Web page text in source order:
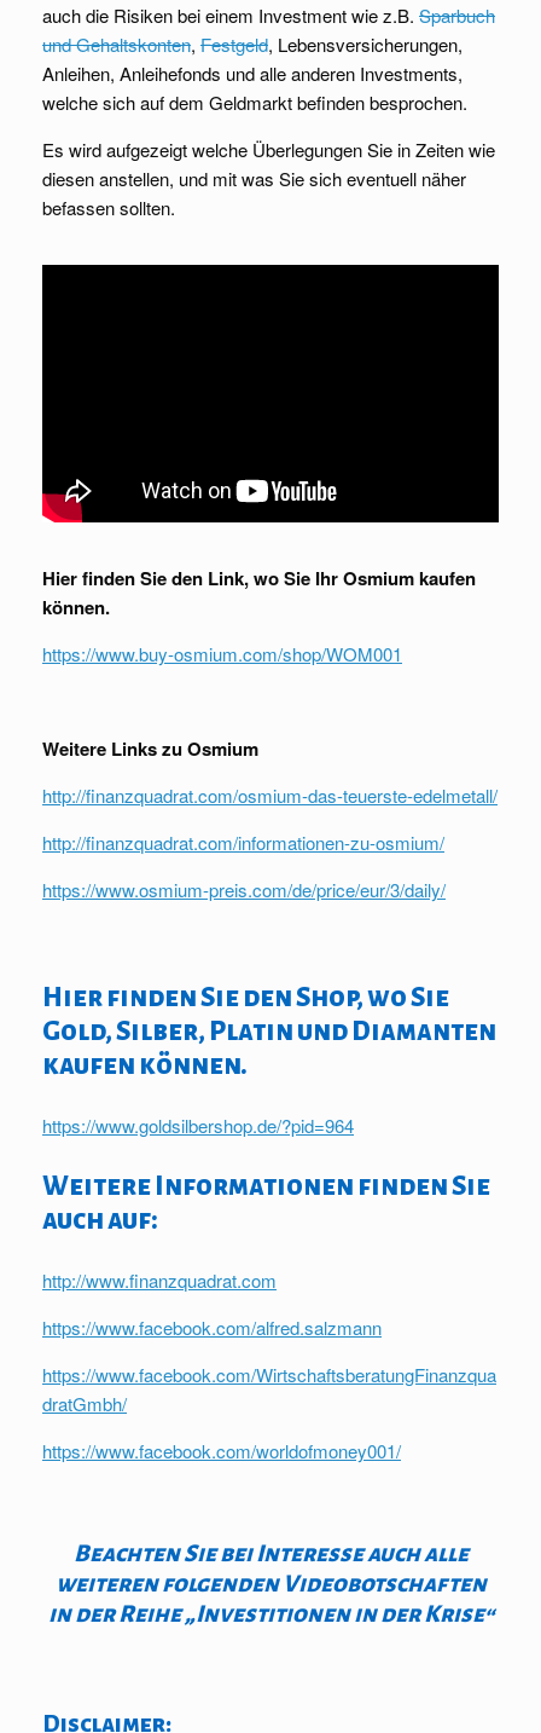
auch die Risiken bei einem Investment wie z.B. Sparbuch
und Gehaltskonten, Festgeld, Lebensversicherungen,
Anleihen, Anleihefonds und alle anderen Investments,
welche sich auf dem Geldmarkt befinden besprochen.
Es wird aufgezeigt welche Überlegungen Sie in Zeiten wie
diesen anstellen, und mit was Sie sich eventuell näher
befassen sollten.
Hier finden Sie den Link, wo Sie Ihr Osmium kaufen
können.
https://www.buy-osmium.com/shop/WOM001
Weitere Links zu Osmium
http://finanzquadrat.com/osmium-das-teuerste-edelmetall/
http://finanzquadrat.com/informationen-zu-osmium/
https://www.osmium-preis.com/de/price/eur/3/daily/
Hier finden Sie den Shop, wo Sie
Gold, Silber, Platin und Diamanten
kaufen können.
https://www.goldsilbershop.de/?pid=964
Weitere Informationen finden Sie
auch auf:
http://www.finanzquadrat.com
https://www.facebook.com/alfred.salzmann
https://www.facebook.com/WirtschaftsberatungFinanzqua
dratGmbh/
https://www.facebook.com/worldofmoney001/
Beachten Sie bei Interesse auch alle
weiteren folgenden Videobotschaften
in der Reihe „Investitionen in der Krise“
Disclaimer: